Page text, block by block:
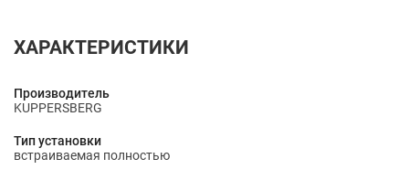
ХАРАКТЕРИСТИКИ
Производитель
KUPPERSBERG
Тип установки
встраиваемая полностью